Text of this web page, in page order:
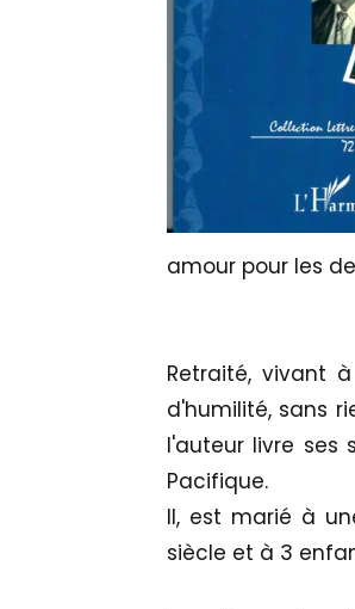
amour pour les
Retraité, vivant
d'humilité, sans
l'auteur livre ses
Pacifique.
Il, est marié à
siècle et à 3